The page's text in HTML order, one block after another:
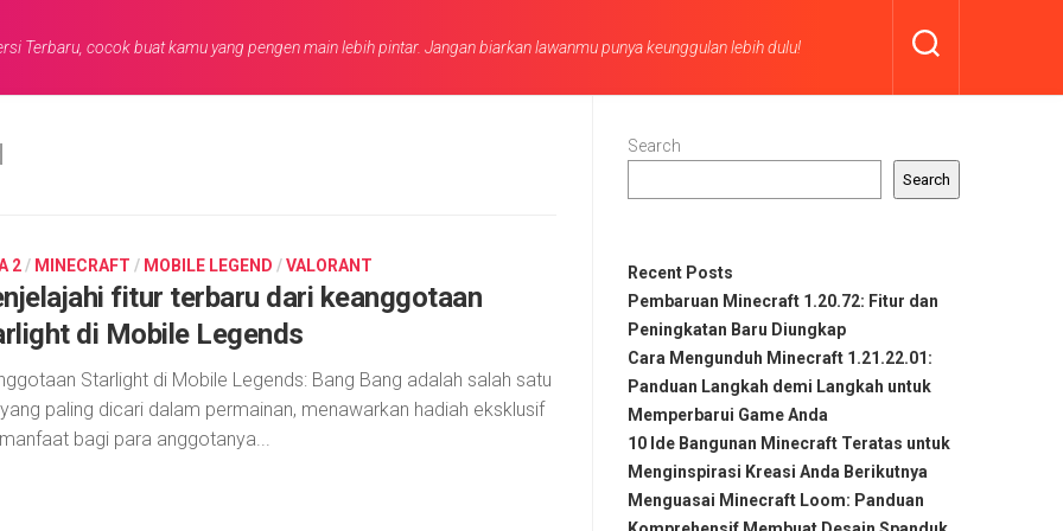
Terbaru, cocok buat kamu yang pengen main lebih pintar. Jangan biarkan lawanmu punya keunggulan lebih dulu!
2 / MINECRAFT / MOBILE LEGEND /VALORANT
fitur terbaru dari keanggotaan
di Mobile Legends
Starlight di Mobile Legends: Bang Bang adalah salah satu
paling dicari dalam permainan, menawarkan hadiah eksklusif
bagi para anggotanya...
Search
Search
Recent Posts
Pembaruan Minecraft 1.20.72: Fitur dan
Peningkatan Baru Diungkap
Cara Mengunduh Minecraft 1.21.22.01:
Panduan Langkah demi Langkah untuk
Memperbarui Game Anda
10 Ide Bangunan Minecraft Teratas untuk
Menginspirasi Kreasi Anda Berikutnya
Menguasai Minecraft Loom: Panduan